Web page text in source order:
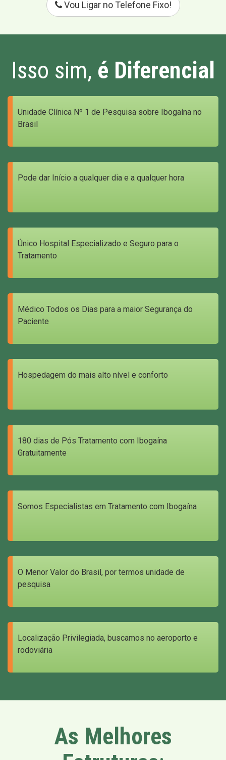
Vou Ligar no Telefone Fixo!
Isso sim, é Diferencial
Unidade Clínica Nº 1 de Pesquisa sobre Ibogaína no
Brasil
Pode dar Início a qualquer dia e a qualquer hora
Único Hospital Especializado e Seguro para o
Tratamento
Médico Todos os Dias para a maior Segurança do
Paciente
Hospedagem do mais alto nível e conforto
180 dias de Pós Tratamento com Ibogaína
Gratuitamente
Somos Especialistas em Tratamento com Ibogaína
O Menor Valor do Brasil, por termos unidade de
pesquisa
Localização Privilegiada, buscamos no aeroporto e
rodoviária
As Melhores